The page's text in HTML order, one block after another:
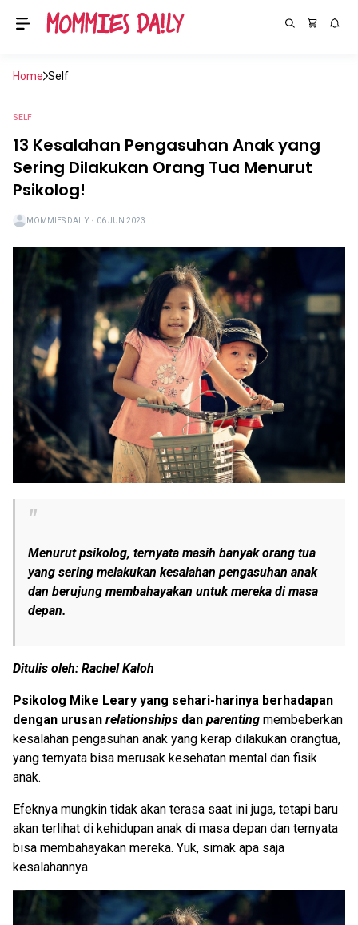
Home Self
SELF
13 Kesalahan Pengasuhan Anak yang
Sering Dilakukan Orang Tua Menurut
Psikolog!
MOMMIES DAILY ・ 06 JUN 2023
Menurut psikolog, ternyata masih banyak orang tua
yang sering melakukan kesalahan pengasuhan anak
dan berujung membahayakan untuk mereka di masa
depan.
Ditulis oleh: Rachel Kaloh
Psikolog Mike Leary yang sehari-harinya berhadapan
dengan urusan relationships dan parenting membeberkan
kesalahan pengasuhan anak yang kerap dilakukan orangtua,
yang ternyata bisa merusak kesehatan mental dan fisik
anak.
Efeknya mungkin tidak akan terasa saat ini juga, tetapi baru
akan terlihat di kehidupan anak di masa depan dan ternyata
bisa membahayakan mereka. Yuk, simak apa saja
kesalahannya.